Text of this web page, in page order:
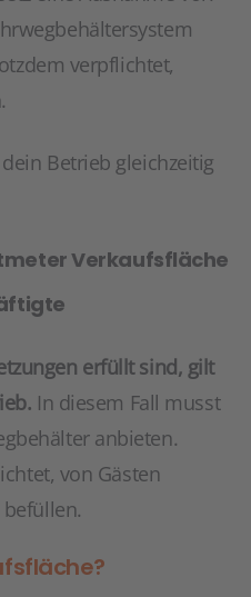
verpflichtet,
Betrieb gleichzeitig
Verkaufsfläche
erfüllt sind, gilt
In diesem Fall musst
anbieten.
von Gästen